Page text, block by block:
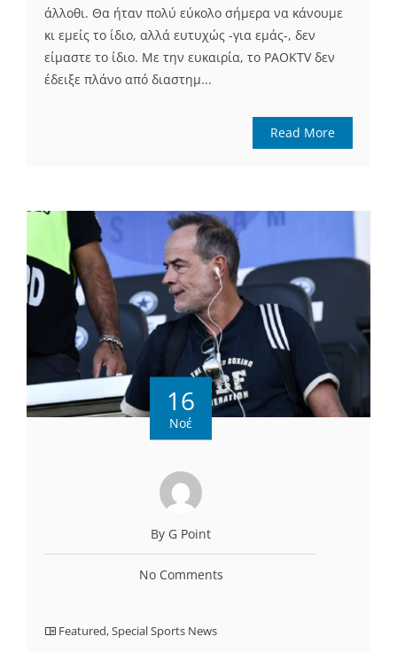
άλλοθι. Θα ήταν πολύ εύκολο σήμερα να κάνουμε
κι εμείς το ίδιο, αλλά ευτυχώς -για εμάς-, δεν
είμαστε το ίδιο. Με την ευκαιρία, το PAOKTV δεν
έδειξε πλάνο από διαστημ...
Read More
16
Νοέ
By G Point
No Comments
Featured,Special Sports News